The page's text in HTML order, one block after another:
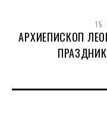
АРХИЕПИСКОП